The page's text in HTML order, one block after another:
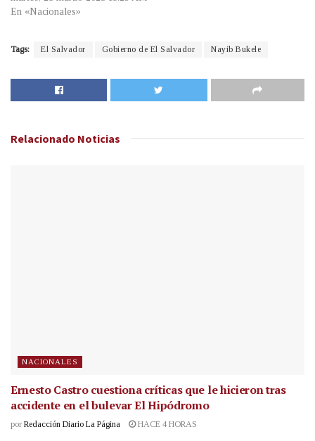
En «Nacionales»
Tags: El Salvador Gobierno de El Salvador Nayib Bukele
Relacionado Noticias
NACIONALES
Ernesto Castro cuestiona críticas que le hicieron tras
accidente en el bulevar El Hipódromo
por Redacción Diario La Página HACE 4 HORAS